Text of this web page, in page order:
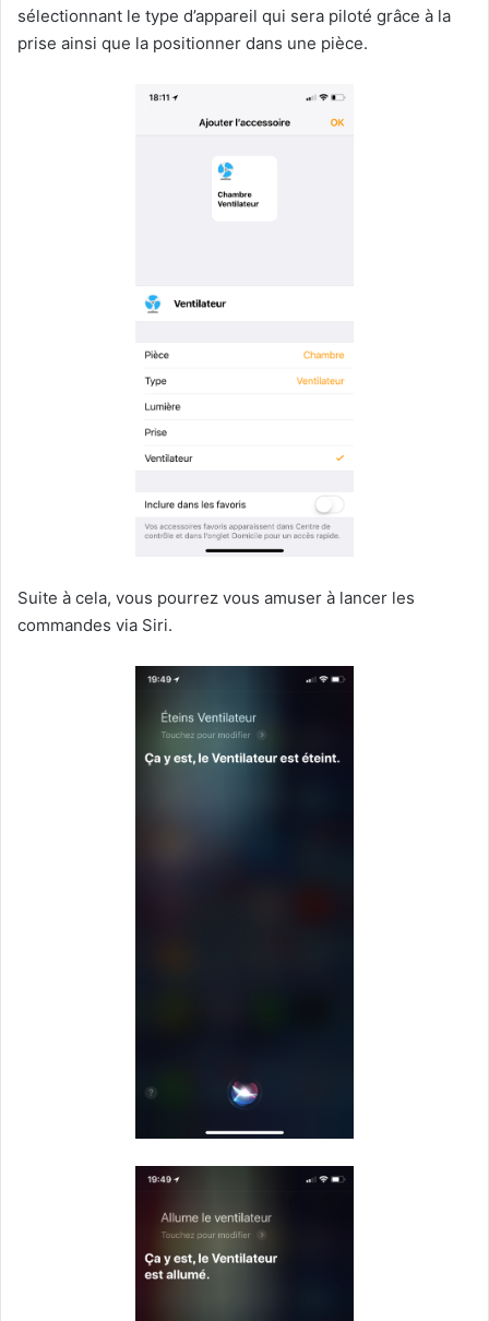
sélectionnant le type d’appareil qui sera piloté grâce à la
prise ainsi que la positionner dans une pièce.
Suite à cela, vous pourrez vous amuser à lancer les
commandes via Siri.